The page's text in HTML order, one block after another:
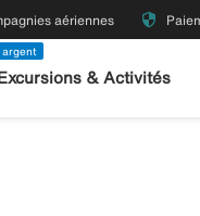
aériennes security
argent
& Activités